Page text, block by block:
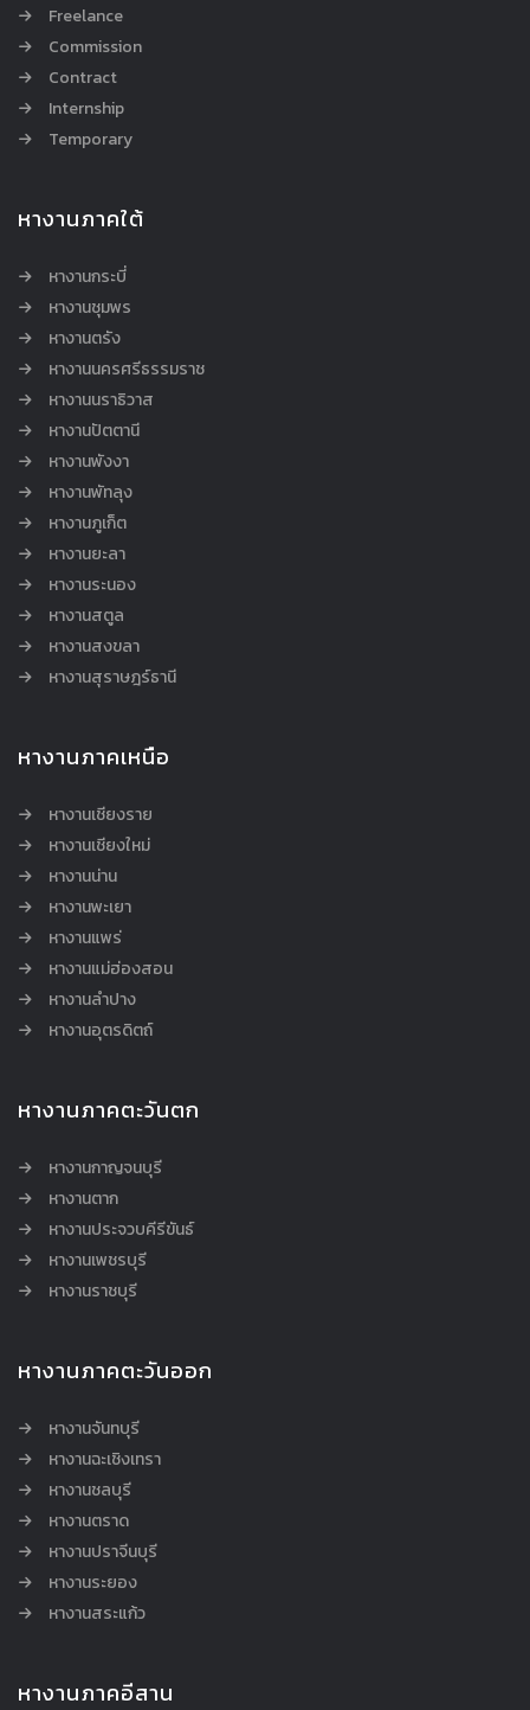
Freelance
Commission
Contract
Internship
Temporary
หางานภาคใต้
หางานกระบี่
หางานชุมพร
หางานตรัง
หางานนครศรีธรรมราช
หางานนราธิวาส
หางานปัตตานี
หางานพังงา
หางานพัทลุง
หางานภูเก็ต
หางานยะลา
หางานระนอง
หางานสตูล
หางานสงขลา
หางานสุราษฎร์ธานี
หางานภาคเหนือ
หางานเชียงราย
หางานเชียงใหม่
หางานน่าน
หางานพะเยา
หางานแพร่
หางานแม่ฮ่องสอน
หางานลำปาง
หางานอุตรดิตถ์
หางานภาคตะวันตก
หางานกาญจนบุรี
หางานตาก
หางานประจวบคีรีขันธ์
หางานเพชรบุรี
หางานราชบุรี
หางานภาคตะวันออก
หางานจันทบุรี
หางานฉะเชิงเทรา
หางานชลบุรี
หางานตราด
หางานปราจีนบุรี
หางานระยอง
หางานสระแก้ว
หางานภาคอีสาน